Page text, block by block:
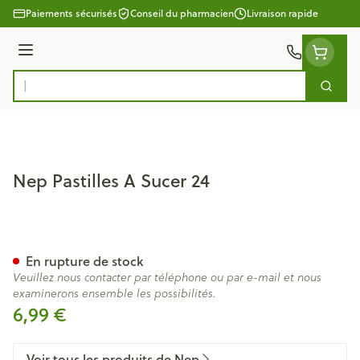
Aller au contenu
Paiements sécurisés Conseil du pharmacien Livraison rapide
Menu
Rechercher
Nep Pastilles A Sucer 24
6,99 €
En rupture de stock
Veuillez nous contacter par téléphone ou par e-mail et nous
examinerons ensemble les possibilités.